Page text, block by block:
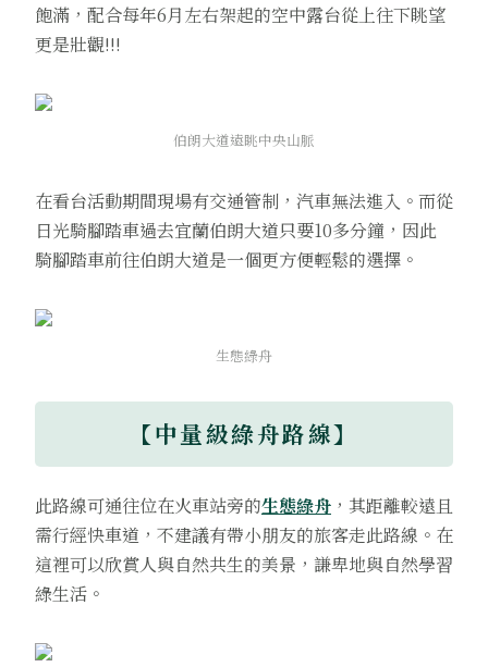
飽滿，配合每年6月左右架起的空中露台從上往下眺望
更是壯觀!!!
伯朗大道遠眺中央山脈
在看台活動期間現場有交通管制，汽車無法進入。而從
日光騎腳踏車過去宜蘭伯朗大道只要10多分鐘，因此
騎腳踏車前往伯朗大道是一個更方便輕鬆的選擇。
生態綠舟
【中量級綠舟路線】
此路線可通往位在火車站旁的生態綠舟 ，其距離較遠且
需行經快車道，不建議有帶小朋友的旅客走此路線。在
這裡可以欣賞人與自然共生的美景，謙卑地與自然學習
綠生活。